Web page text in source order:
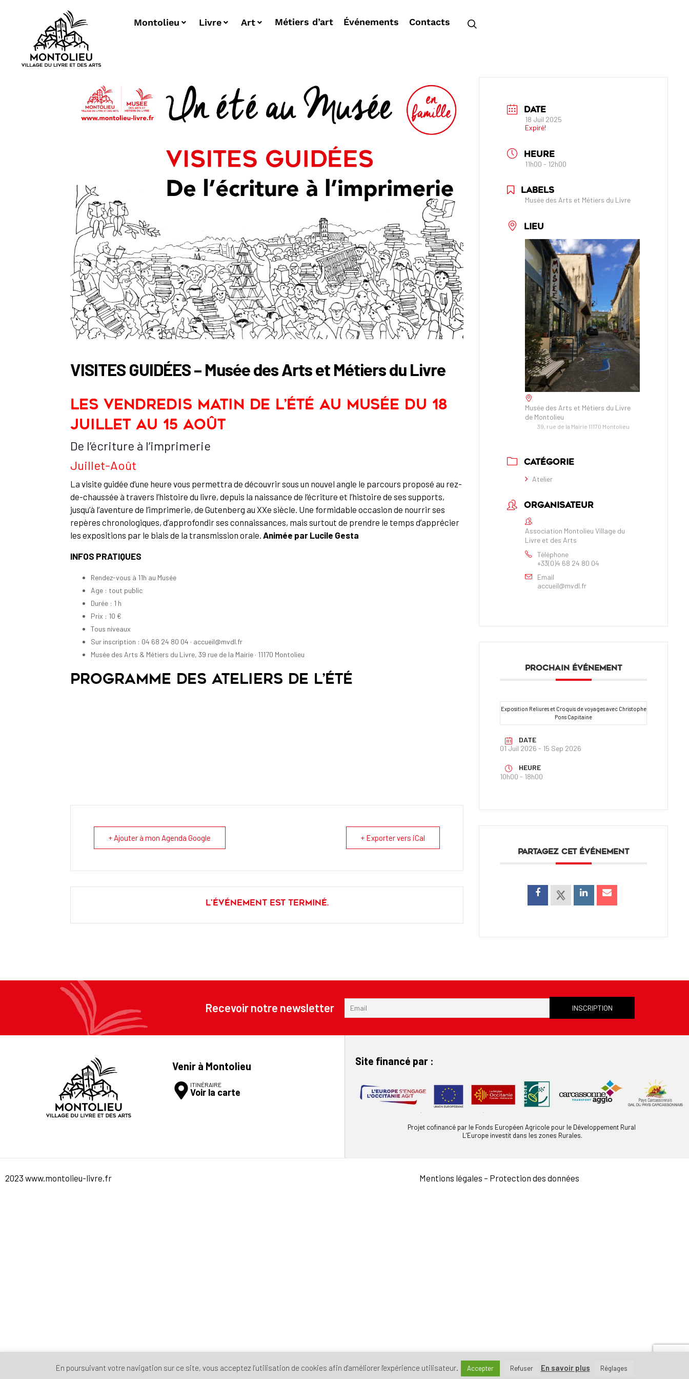
Montolieu Livre Art Métiers d’art Événements Contacts
VISITES GUIDÉES – Musée des Arts et Métiers du Livre
Les vendredis matin de l’été au Musée du 18
juillet au 15 août
De l’écriture à l’imprimerie
Juillet-Août
La visite guidée d’une heure vous permettra de découvrir sous un nouvel angle le parcours proposé au rez-
de-chaussée à travers l’histoire du livre, depuis la naissance de l’écriture et l’histoire de ses supports,
jusqu’à l’aventure de l’imprimerie, de Gutenberg au XXe siècle. Une formidable occasion de nourrir ses
repères chronologiques, d’approfondir ses connaissances, mais surtout de prendre le temps d’apprécier
les expositions par le biais de la transmission orale. Animée par Lucile Gesta
INFOS PRATIQUES
Rendez-vous à 11h au Musée
Age : tout public
Durée : 1 h
Prix : 10 €
Tous niveaux
Sur inscription : 04 68 24 80 04 · accueil@mvdl.fr
Musée des Arts & Métiers du Livre, 39 rue de la Mairie · 11170 Montolieu
Programme des ateliers de l’été
+ Ajouter à mon Agenda Google + Exporter vers iCal
L'événement est terminé.
DATE
18 Juil 2025
Expiré!
HEURE
11h00 - 12h00
LABELS
Musée des Arts et Métiers du Livre
LIEU
Musée des Arts et Métiers du Livre
de Montolieu
39, rue de la Mairie 11170 Montolieu
CATÉGORIE
Atelier
ORGANISATEUR
Association Montolieu Village du
Livre et des Arts
Téléphone
+33(0)4 68 24 80 04
Email
accueil@mvdl.fr
PROCHAIN ÉVÉNEMENT
Exposition Reliures et Croquis de voyages avec Christophe
Pons Capitaine
DATE
01 Juil 2026 - 15 Sep 2026
HEURE
10h00 - 18h00
PARTAGEZ CET ÉVÉNEMENT
Recevoir notre newsletter
Venir à Montolieu
ITINÉRAIRE
Voir la carte
Site financé par :
Projet cofinancé par le Fonds Européen Agricole pour le Développement Rural
L’Europe investit dans les zones Rurales.
2023 www.montolieu-livre.fr Mentions légales – Protection des données
En poursuivant votre navigation sur ce site, vous acceptez l’utilisation de cookies afin d'améliorer l'expérience utilisateur. Accepter Refuser En savoir plus Réglages